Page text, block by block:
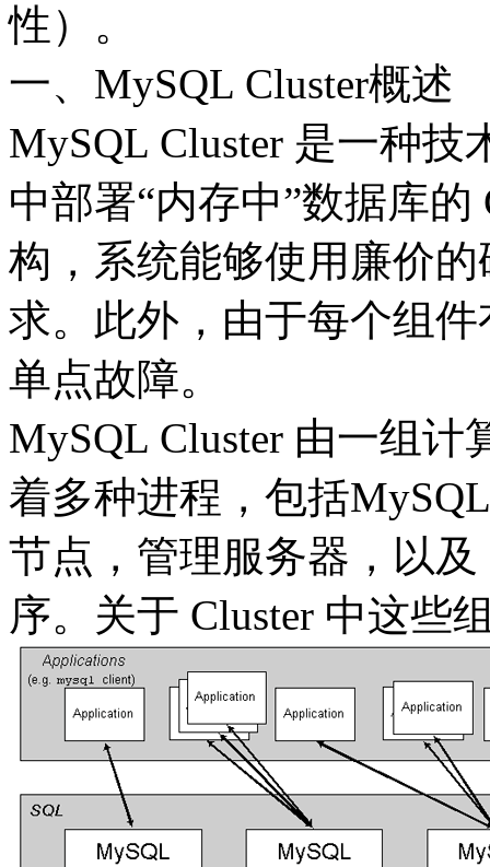
性）。
一、MySQL Cluster概述
MySQL Cluster 是一种
中部署“内存中”数据库
构，系统能够使用廉价
求。此外，由于每个组
单点故障。
MySQL Cluster 由一组
着多种进程，包括
节点，管理服务器，以
序。关于 Cluster 中这些